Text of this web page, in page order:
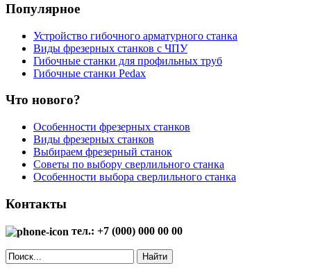
Популярное
Устройство гибочного арматурного станка
Виды фрезерных станков с ЧПУ
Гибочные станки для профильных труб
Гибочные станки Pedax
Что нового?
Особенности фрезерных станков
Виды фрезерных станков
Выбираем фрезерный станок
Советы по выбору сверлильного станка
Особенности выбора сверлильного станка
Контакты
тел.: +7 (000) 000 00 00
Найти